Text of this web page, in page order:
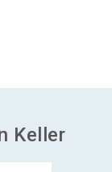
Keller